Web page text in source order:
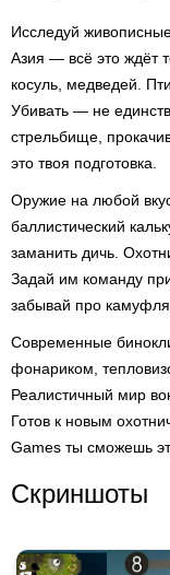
Исследуй
Азия — всё это ждёт
косуль, медведей.
Убивать — не
стрельбище,
это твоя подготовка.
Оружие на любой
баллистический
заманить дичь.
Задай им команду
забывай про
Современные
фонариком,
Реалистичный мир
Готов к новым
Games ты сможешь
Скриншоты